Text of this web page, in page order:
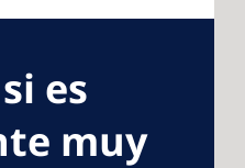
es
muy